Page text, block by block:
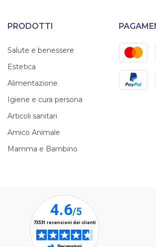
PRODOTTI
Salute e benessere
Estetica
Alimentazione
Igiene e cura persona
Articoli sanitari
Amico Animale
Mamma e Bambino
Mastercard
PayPal